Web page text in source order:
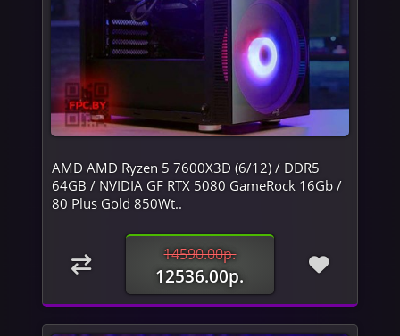
AMD AMD Ryzen 5 7600X3D (6/12) / DDR5
64GB / NVIDIA GF RTX 5080 GameRock 16Gb /
80 Plus Gold 850Wt..
14590.00р.
12536.00р.